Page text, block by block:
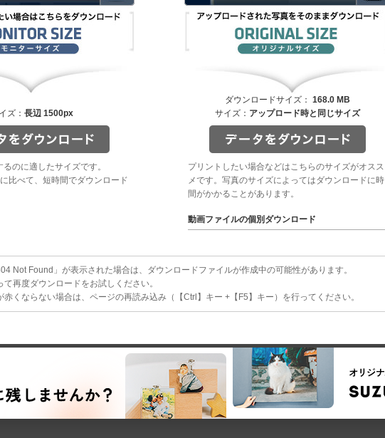
ズ： 長辺 1500px
のに適したサイズです。
比べて、短時間でダウンロード
ダウンロードサイズ： 168.0 MB
サイズ： アップロード時と同じサイズ
プリントしたい場合などはこちらのサイズがオスス
メです。写真のサイズによってはダウンロードに時
間がかかることがあります。
動画ファイルの個別ダウンロード
Not Found」が表示された場合は、ダウンロードファイルが作成中の可能性があります。
再度ダウンロードをお試しください。
くならない場合は、ページの再読み込み（【Ctrl】キー +【F5】キー）を行ってください。